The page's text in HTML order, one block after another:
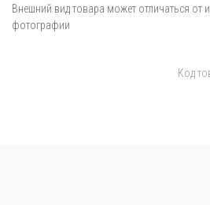
Внешний вид товара может отличаться от
фотографии
Код